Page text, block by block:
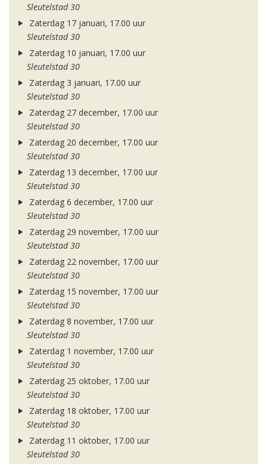
Sleutelstad 30
Zaterdag 17 januari, 17.00 uur
Sleutelstad 30
Zaterdag 10 januari, 17.00 uur
Sleutelstad 30
Zaterdag 3 januari, 17.00 uur
Sleutelstad 30
Zaterdag 27 december, 17.00 uur
Sleutelstad 30
Zaterdag 20 december, 17.00 uur
Sleutelstad 30
Zaterdag 13 december, 17.00 uur
Sleutelstad 30
Zaterdag 6 december, 17.00 uur
Sleutelstad 30
Zaterdag 29 november, 17.00 uur
Sleutelstad 30
Zaterdag 22 november, 17.00 uur
Sleutelstad 30
Zaterdag 15 november, 17.00 uur
Sleutelstad 30
Zaterdag 8 november, 17.00 uur
Sleutelstad 30
Zaterdag 1 november, 17.00 uur
Sleutelstad 30
Zaterdag 25 oktober, 17.00 uur
Sleutelstad 30
Zaterdag 18 oktober, 17.00 uur
Sleutelstad 30
Zaterdag 11 oktober, 17.00 uur
Sleutelstad 30